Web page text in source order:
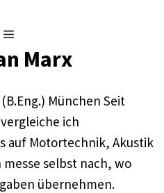
Menü
Marx
München Seit
ich
auf Motortechnik, Akustik
selbst nach, wo
übernehmen.